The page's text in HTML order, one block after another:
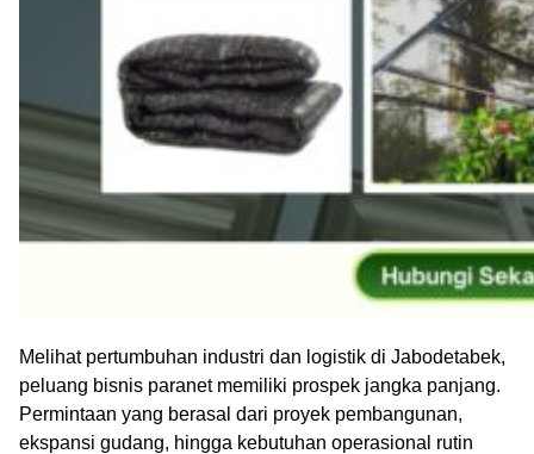
Melihat pertumbuhan industri dan logistik di Jabodetabek,
peluang bisnis paranet memiliki prospek jangka panjang.
Permintaan yang berasal dari proyek pembangunan,
ekspansi gudang, hingga kebutuhan operasional rutin